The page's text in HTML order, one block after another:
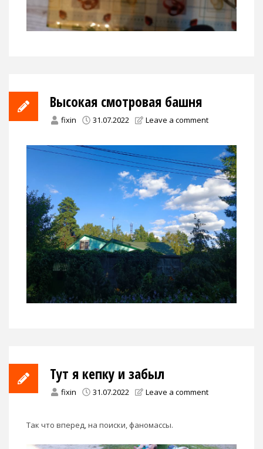
Высокая смотровая башня
fixin 31.07.2022 Leave a comment
Тут я кепку и забыл
fixin 31.07.2022 Leave a comment
Так что вперед, на поиски, фаномассы.